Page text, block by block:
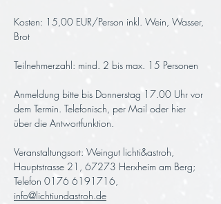
Kosten: 15,00 EUR/Person inkl. Wein, Wasser,
Brot
Teilnehmerzahl: mind. 2 bis max. 15 Personen
Anmeldung bitte bis Donnerstag 17.00 Uhr vor
dem Termin. Telefonisch, per Mail oder hier
über die Antwortfunktion.
Veranstaltungsort: Weingut lichti&astroh,
Hauptstrasse 21, 67273 Herxheim am Berg;
Telefon 0176 6191716,
info@lichtiundastroh.de